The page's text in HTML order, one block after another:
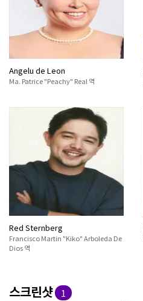
Angelu de Leon
Ma. Patrice "Peachy" Real 역
Red Sternberg
Francisco Martin "Kiko" Arboleda De
Dios 역
스크린샷 1